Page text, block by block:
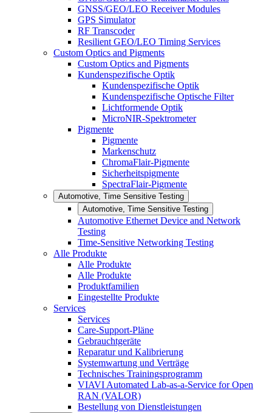
GNSS/GEO/LEO Receiver Modules
GPS Simulator
RF Transcoder
Resilient GEO/LEO Timing Services
Custom Optics and Pigments
Custom Optics and Pigments
Kundenspezifische Optik
Kundenspezifische Optik
Kundenspezifische Optische Filter
Lichtformende Optik
MicroNIR-Spektrometer
Pigmente
Pigmente
Markenschutz
ChromaFlair-Pigmente
Sicherheitspigmente
SpectraFlair-Pigmente
Automotive, Time Sensitive Testing
Automotive, Time Sensitive Testing
Automotive Ethernet Device and Network
Testing
Time-Sensitive Networking Testing
Alle Produkte
Alle Produkte
Alle Produkte
Produktfamilien
Eingestellte Produkte
Services
Services
Care-Support-Pläne
Gebrauchtgeräte
Reparatur und Kalibrierung
Systemwartung und Verträge
Technisches Trainingsprogramm
VIAVI Automated Lab-as-a-Service for Open
RAN (VALOR)
Bestellung von Dienstleistungen